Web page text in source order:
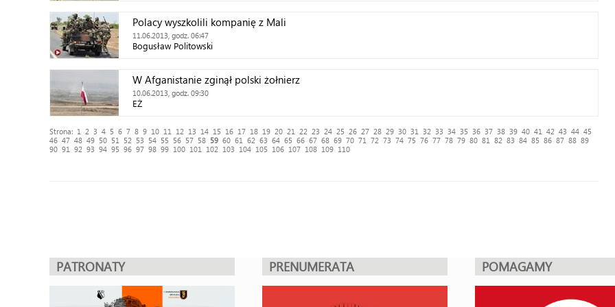
Polacy wyszkolili kompanię z Mali
11.06.2013, godz. 06:47
Bogusław Politowski
W Afganistanie zginął polski żołnierz
10.06.2013, godz. 09:30
EŻ
Strona: 1 2 3 4 5 6 7 8 9 10 11 12 13 14 15 16 17 18 19 20 21 22 23 24 25 26 27 28 29 30 31 32 33 34 35 36 37 38 39 40 41 42 43 44 45
46 47 48 49 50 51 52 53 54 55 56 57 58 59 60 61 62 63 64 65 66 67 68 69 70 71 72 73 74 75 76 77 78 79 80 81 82 83 84 85 86 87 88 89
90 91 92 93 94 95 96 97 98 99 100 101 102 103 104 105 106 107 108 109 110
PATRONATY PRENUMERATA POMAGAMY